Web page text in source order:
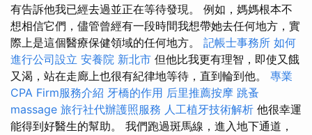
有告訴他我已經去過並正在等待發現。 例如，媽媽根本不
想相信它們，儘管曾經有一段時間我想帶她去任何地方，實
際上是這個醫療保健領域的任何地方。 記帳士事務所 如何
進行公司設立 安養院 新北市 但他比我更有理智，即使又餓
又渴，站在走廊上也很有紀律地等待，直到輪到他。 專業
CPA Firm服務介紹 牙橋的作用 后里推薦按摩 跳蚤
massage 旅行社代辦護照服務 人工植牙技術解析 他很幸運
能得到好醫生的幫助。 我們跑過斑馬線，進入地下通道，